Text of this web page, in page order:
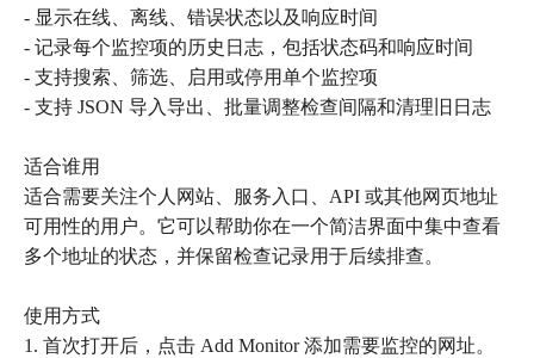
- 显示在线、离线、错误状态以及响应时间
- 记录每个监控项的历史日志，包括状态码和响应时间
- 支持搜索、筛选、启用或停用单个监控项
- 支持 JSON 导入导出、批量调整检查间隔和清理旧日志
适合谁用
适合需要关注个人网站、服务入口、API 或其他网页地址
可用性的用户。它可以帮助你在一个简洁界面中集中查看
多个地址的状态，并保留检查记录用于后续排查。
使用方式
1. 首次打开后，点击 Add Monitor 添加需要监控的网址。